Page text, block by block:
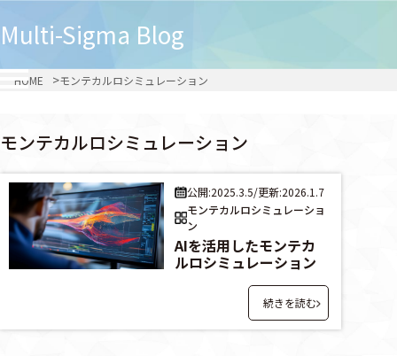
Multi-Sigma Blog
HOME モンテカルロシミュレーション
モンテカルロシミュレーション
公開:2025.3.5/更新:2026.1.7
モンテカルロシミュレーショ
ン
AIを活用したモンテカ
ルロシミュレーション
続きを読む